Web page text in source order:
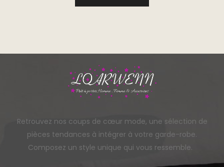
Retrouvez nos coups de cœur mode, une sélection de
pièces tendances à intégrer à votre garde-robe.
Composez un style unique qui vous ressemble.